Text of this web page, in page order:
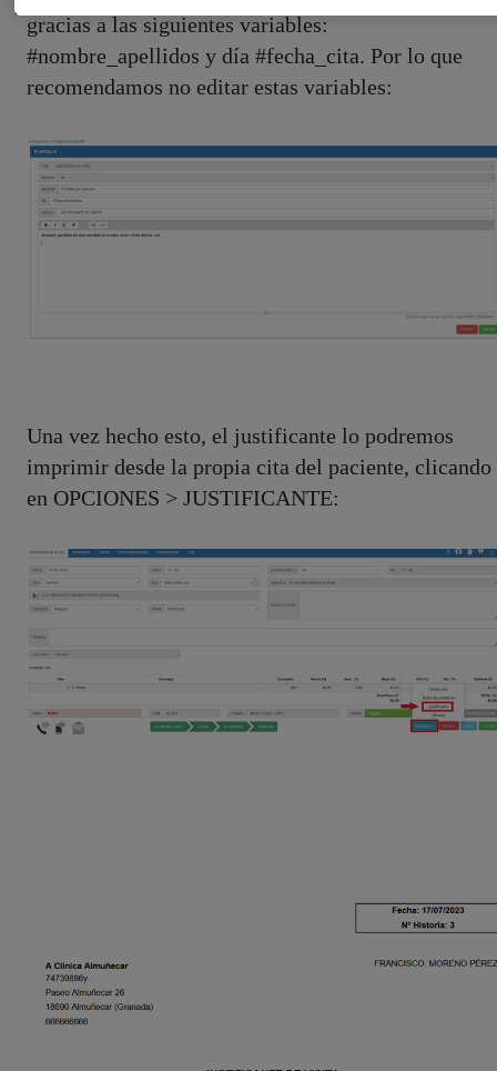
gracias a las siguientes variables:
#nombre_apellidos y día #fecha_cita. Por lo que
recomendamos no editar estas variables:
Una vez hecho esto, el justificante lo podremos
imprimir desde la propia cita del paciente, clicando
en OPCIONES > JUSTIFICANTE: